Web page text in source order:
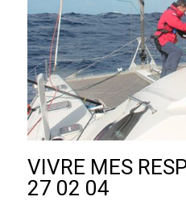
VIVRE MES
27 02 04